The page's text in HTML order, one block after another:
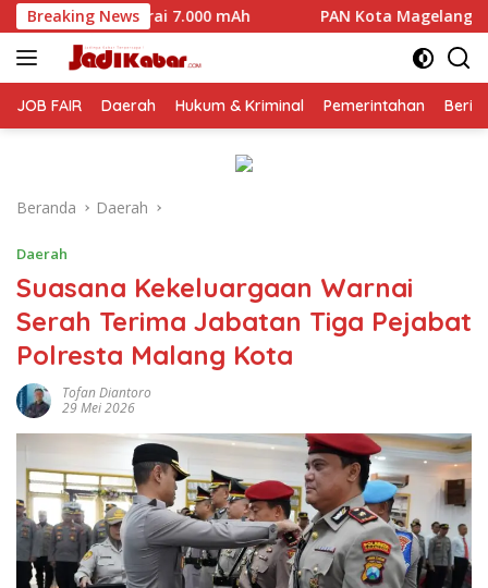
Langsung
ke
konten
Breaking News
mAh PAN Kota Magelang Mulai Panaskan Mesin
JOB FAIR Daerah Hukum & Kriminal Pemerintahan
Beranda Daerah
Daerah
Suasana Kekeluargaan Warnai
Serah Terima Jabatan Tiga Pejabat
Polresta Malang Kota
Tofan Diantoro
29 Mei 2026